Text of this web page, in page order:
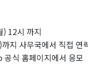
12시 까지
지 사무국에서 직접 연
식 홈페이지에서 응모